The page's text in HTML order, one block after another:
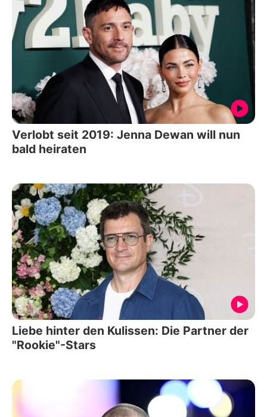
Verlobt seit 2019: Jenna Dewan will nun
bald heiraten
Liebe hinter den Kulissen: Die Partner der
"Rookie"-Stars